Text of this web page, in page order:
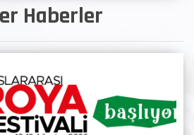
Haberler